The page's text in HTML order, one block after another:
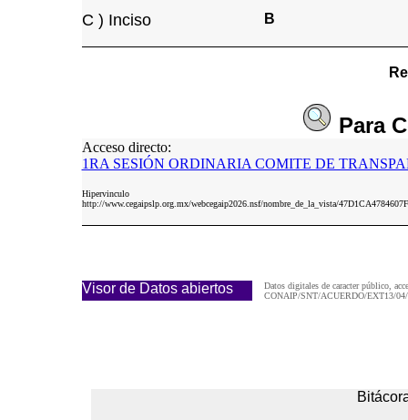
C ) Inciso B
Para
Acceso directo:
1RA SESIÓN ORDINARIA COMITE DE
Hipervinculo
http://www.cegaipslp.org.mx/webcegaip2026.nsf/nombre_de_la_vista/
Visor de Datos abiertos
Datos digitales de caracter público,
CONAIP/SNT/ACUERDO/EXT13/04/